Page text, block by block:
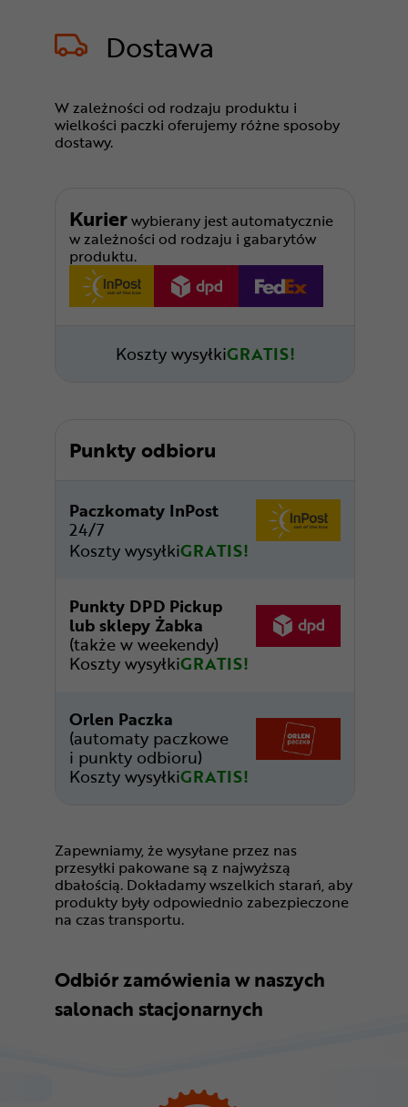
Dostawa
W zależności od rodzaju produktu i
wielkości paczki oferujemy różne sposoby
dostawy.
Kurierwybierany jest automatycznie
w zależności od rodzaju i gabarytów
produktu.
Koszty wysyłkiGRATIS!
Punkty odbioru
Paczkomaty InPost
24/7
Koszty wysyłkiGRATIS!
Punkty DPD Pickup
lub sklepy Żabka
(także w weekendy)
Koszty wysyłkiGRATIS!
Orlen Paczka
(automaty paczkowe
i punkty odbioru)
Koszty wysyłkiGRATIS!
Zapewniamy, że wysyłane przez nas
przesyłki pakowane są z najwyższą
dbałością. Dokładamy wszelkich starań, aby
produkty były odpowiednio zabezpieczone
na czas transportu.
Odbiór zamówienia w naszych
salonach stacjonarnych